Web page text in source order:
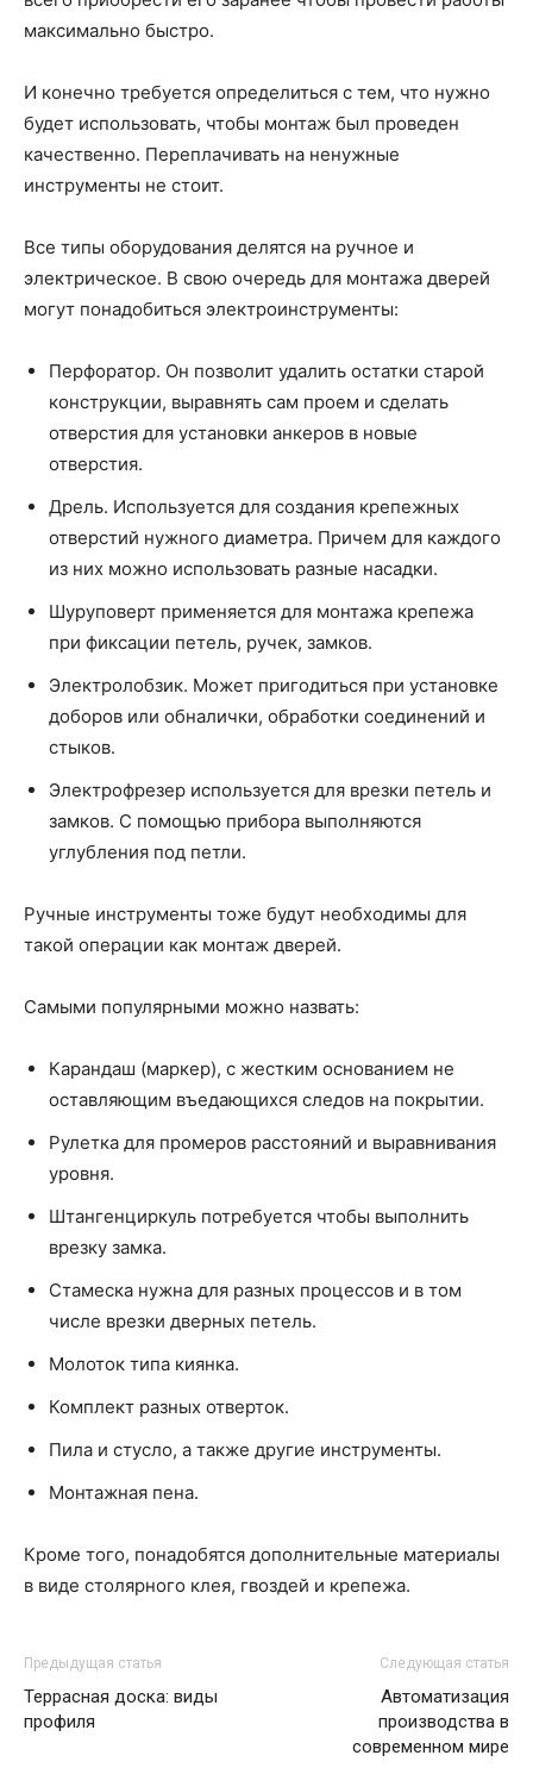
максимально быстро.
И конечно требуется определиться с тем, что нужно
будет использовать, чтобы монтаж был проведен
качественно. Переплачивать на ненужные
инструменты не стоит.
Все типы оборудования делятся на ручное и
электрическое. В свою очередь для монтажа дверей
могут понадобиться электроинструменты:
Перфоратор. Он позволит удалить остатки старой
конструкции, выравнять сам проем и сделать
отверстия для установки анкеров в новые
отверстия.
Дрель. Используется для создания крепежных
отверстий нужного диаметра. Причем для каждого
из них можно использовать разные насадки.
Шуруповерт применяется для монтажа крепежа
при фиксации петель, ручек, замков.
Электролобзик. Может пригодиться при установке
доборов или обналички, обработки соединений и
стыков.
Электрофрезер используется для врезки петель и
замков. С помощью прибора выполняются
углубления под петли.
Ручные инструменты тоже будут необходимы для
такой операции как монтаж дверей.
Самыми популярными можно назвать:
Карандаш (маркер), с жестким основанием не
оставляющим въедающихся следов на покрытии.
Рулетка для промеров расстояний и выравнивания
уровня.
Штангенциркуль потребуется чтобы выполнить
врезку замка.
Стамеска нужна для разных процессов и в том
числе врезки дверных петель.
Молоток типа киянка.
Комплект разных отверток.
Пила и стусло, а также другие инструменты.
Монтажная пена.
Кроме того, понадобятся дополнительные материалы
в виде столярного клея, гвоздей и крепежа.
Предыдущая статья
Террасная доска: виды
профиля
Следующая статья
Автоматизация
производства в
современном мире